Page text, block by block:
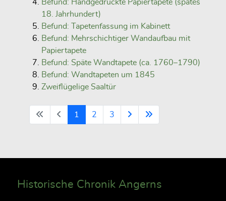
Befund: Handgedruckte Papiertapete (spätes
18. Jahrhundert)
Befund: Tapetenfassung im Kabinett
Befund: Mehrschichtiger Wandaufbau mit
Papiertapete
Befund: Späte Wandtapete (ca. 1760–1790)
Befund: Wandtapeten um 1845
Zweiflügelige Saaltür
1 2 3
Historische Chronik Angerns